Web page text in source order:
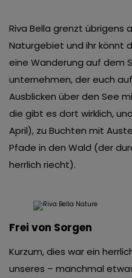
Riva Bella grenzt übrigens
Naturgebiet und ihr könnt
eine Wanderung auf dem
unternehmen, der euch
Ausblicken über den See
die gibt es dort wirklich,
April), zu Buchten mit
Pfade in den Wald (der
herrlich riecht).
Frei von Sorgen
Kurzum, dies war ein
unseres – manchmal